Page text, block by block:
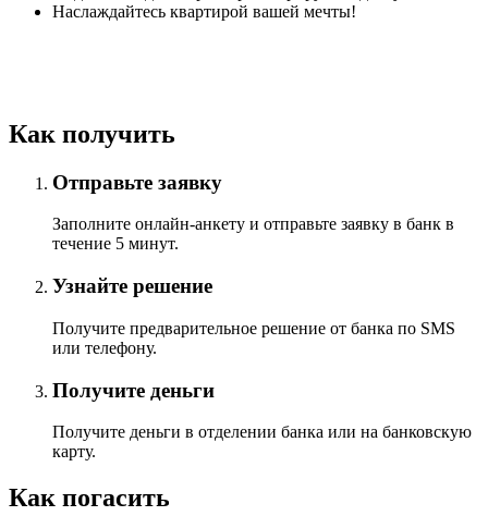
Наслаждайтесь квартирой вашей мечты!
Как получить
Отправьте заявку
Заполните онлайн-анкету и отправьте заявку в банк в
течение 5 минут.
Узнайте решение
Получите предварительное решение от банка по SMS
или телефону.
Получите деньги
Получите деньги в отделении банка или на банковскую
карту.
Как погасить